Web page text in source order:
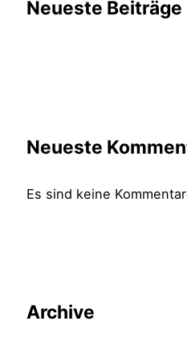
Neueste Beiträge
Neueste
Es sind keine
Archive